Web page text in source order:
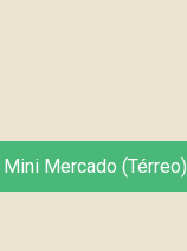
Mini Mercado (Térreo)